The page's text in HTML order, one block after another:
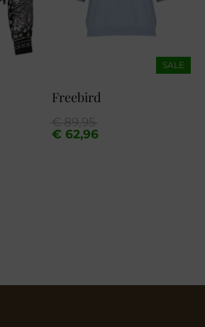
SALE
Freebird
€89,95
Oorspronkelijke
prijs
€ 62,96
Huidige
prijs